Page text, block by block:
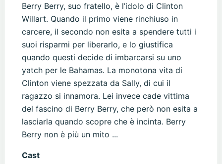
Berry Berry, suo fratello, è l’idolo di Clinton
Willart. Quando il primo viene rinchiuso in
carcere, il secondo non esita a spendere tutti i
suoi risparmi per liberarlo, e lo giustifica
quando questi decide di imbarcarsi su uno
yatch per le Bahamas. La monotona vita di
Clinton viene spezzata da Sally, di cui il
ragazzo si innamora. Lei invece cade vittima
del fascino di Berry Berry, che però non esita a
lasciarla quando scopre che è incinta. Berry
Berry non è più un mito ...
Cast